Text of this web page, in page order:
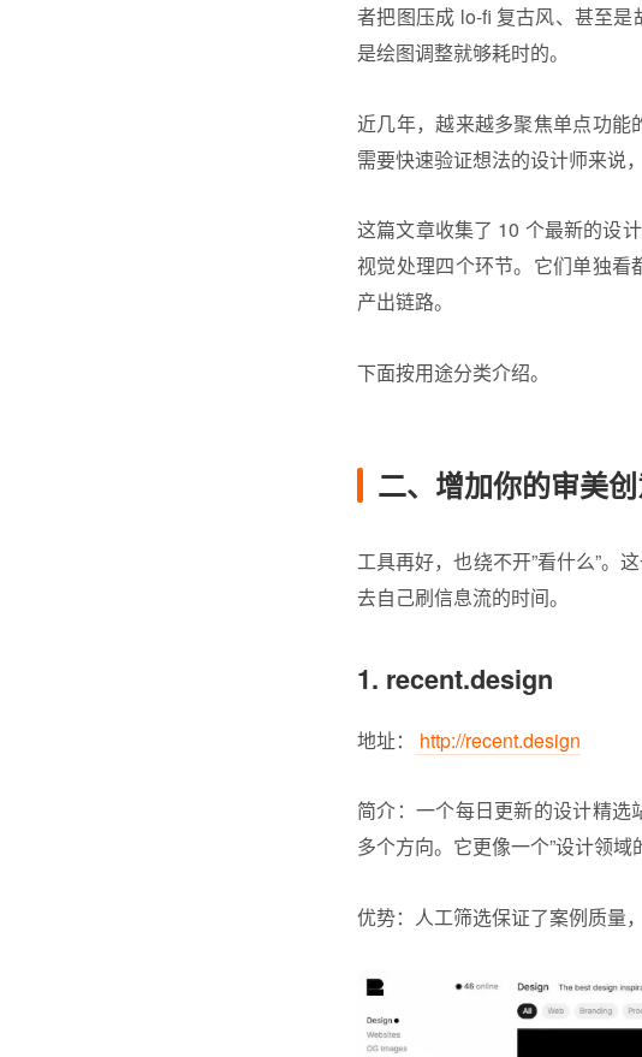
者把图压成 lo-fi 复古风、甚至
是绘图调整就够耗时的。
近几年，越来越多聚焦单点功
需要快速验证想法的设计师来说
这篇文章收集了 10 个最新的设
视觉处理四个环节。它们单独
产出链路。
下面按用途分类介绍。
二、增加你的审美
工具再好，也绕不开”看什么”。
去自己刷信息流的时间。
1. recent.design
地址： http://recent.design
简介：一个每日更新的设计精
多个方向。它更像一个”设计领域
优势：人工筛选保证了案例质量